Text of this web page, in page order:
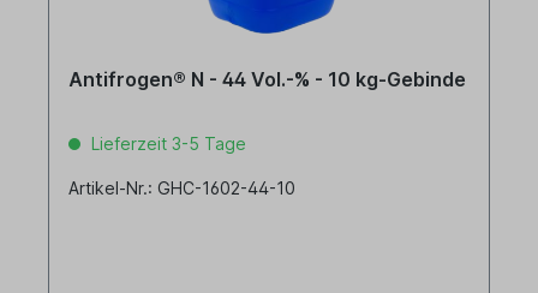
Antifrogen® N - 44 Vol.-% - 10 kg-Gebinde
Lieferzeit 3-5 Tage
Artikel-Nr.: GHC-1602-44-10